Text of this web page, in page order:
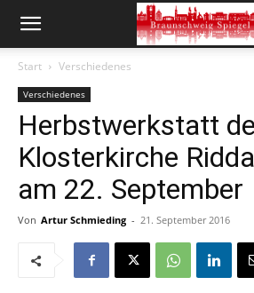
Start Verschiedenes
Verschiedenes
Herbstwerkstatt
Klosterkirche
am 22. September
Von Artur Schmieding - 21. September 2016